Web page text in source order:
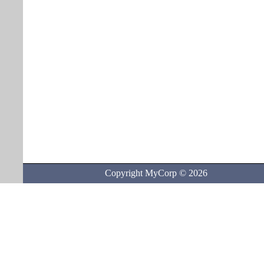
Copyright MyCorp © 2026